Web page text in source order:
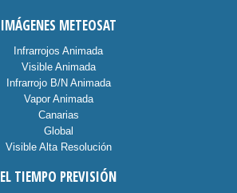
IMÁGENES METEOSAT
Infrarrojos Animada
Visible Animada
Infrarrojo B/N Animada
Vapor Animada
Canarias
Global
Visible Alta Resolución
EL TIEMPO PREVISIÓN